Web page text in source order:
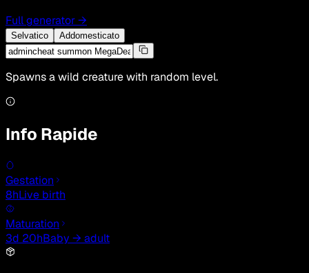
Full generator→
Selvatico Addomesticato
Spawns a wild creature with random level.
Info Rapide
Gestation
8hLive birth
Maturation
3d 20hBaby → adult